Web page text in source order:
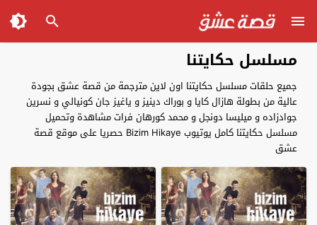
مسلسل حكايتنا
جميع حلقات مسلسل حكايتنا اون لاين مترجمة من قصة عشق بجودة
عالية من بطولة هازال كايا و بوراك دينيز و ياغيز جان كونيالي و نسرين
جوادزاده و ميليسا دونجل و محمد كورهان فرات مشاهدة وتحميل
مسلسل حكايتنا كامل يوتيوب Bizim Hikaye حصريا على موقع قصة
عشق